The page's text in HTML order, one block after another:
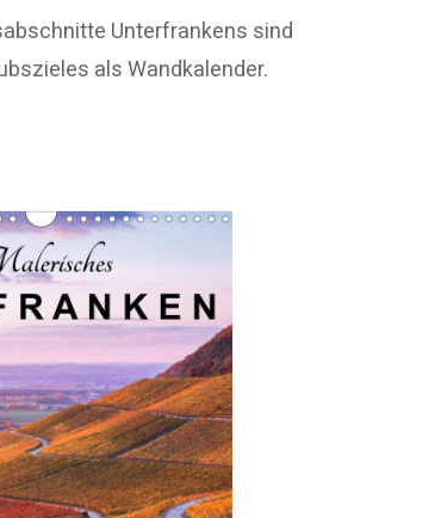
Unterfrankens sind
als Wandkalender.